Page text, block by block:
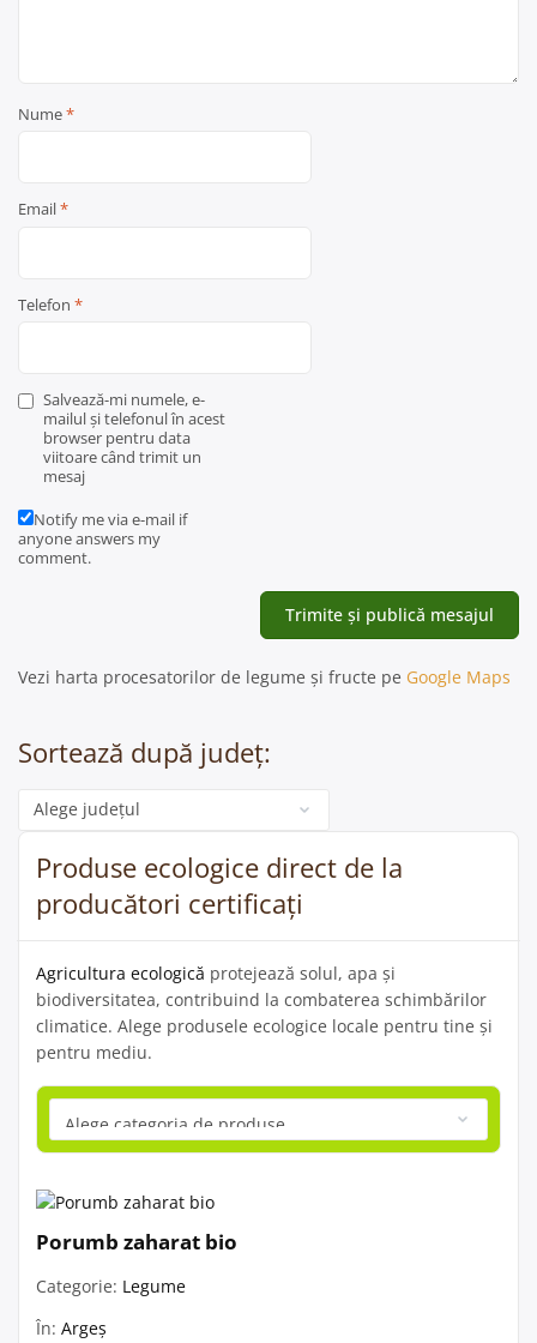
Nume*
Email*
Telefon *
Salvează-mi numele, e-
mailul și telefonul în acest
browser pentru data
viitoare când trimit un
mesaj
Notify me via e-mail if
anyone answers my
comment.
Vezi harta procesatorilor de legume și fructe pe Google Maps
Sortează după județ:
Categorie
Produse ecologice direct de la
producători certificați
Agricultura ecologică protejează solul, apa și
biodiversitatea, contribuind la combaterea schimbărilor
climatice. Alege produsele ecologice locale pentru tine și
pentru mediu.
Porumb zaharat bio
Categorie: Legume
În: Argeș